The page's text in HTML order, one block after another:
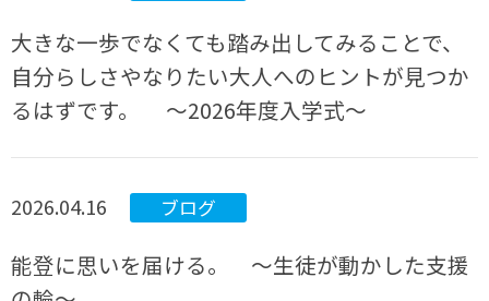
大きな一歩でなくても踏み出してみることで、
自分らしさやなりたい大人へのヒントが見つか
るはずです。 ～2026年度入学式～
2026.04.16 ブログ
能登に思いを届ける。 ～生徒が動かした支援